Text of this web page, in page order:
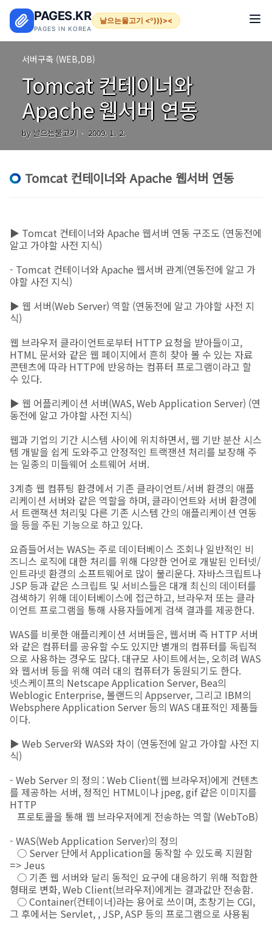
PAGES.KR
PAGES IN KOREA
날으는물고기 <º)))><
서버구축 (WEB,DB)
Tomcat 컨테이너와
Apache 웹서버 연동
by 날으는물고기 2009. 1. 2.
Tomcat 컨테이너와 Apache 웹서버 연동
▶ Tomcat 컨테이너와 Apache 웹서버 연동 구조도 (연동전에
알고 가야할 사전 지식)
- Tomcat 컨테이너와 Apache 웹서버 관계(연동전에 알고 가
야할 사전 지식)
▶ 웹 서버(Web Server) 역할 (연동전에 알고 가야할 사전 지
식)
웹 브라우저 클라이언트로부터 HTTP 요청을 받아들이고,
HTML 문서와 같은 웹 페이지에서 흔히 찾아 볼 수 있는 자료
콘텐츠에 따라 HTTP에 반응하는 컴퓨터 프로그램이라고 할
수 있다.
▶ 웹 어플리케이션 서버(WAS, Web Application Server) (연
동전에 알고 가야할 사전 지식)
웹과 기업의 기간 시스템 사이에 위치하면서, 웹 기반 분산 시스
템 개발을 쉽게 도와주고 안정적인 트랙잰션 처리를 보장해 주
는 일종의 미들웨어 소트웨어 서버.
3계층 웹 컴퓨팅 환경에서 기존 클라이언트/서버 환경의 애플
리케이션 서버와 같은 역할을 하며, 클라이언트와 서버 환경에
서 트랜잭션 처리및 다른 기존 시스템 간의 애플리케이션 연동
을 등을 주된 기능으로 하고 있다.
요즘들어서는 WAS는 주로 데이터베이스 조회나 일반적인 비
즈니스 로직에 대한 처리를 위해 다양한 언어로 개발된 인터넷/
인트라넷 환경의 소프트웨어로 많이 불리운다. 자바스크립트나
JSP 등과 같은 스크립트 및 서비스들은 대개 최신의 데이터를
검색하기 위해 데이터베이스에 접근하고, 브라우저 또는 클라
이언트 프로그램을 통해 사용자들에게 검색 결과를 제공한다.
WAS를 비롯한 애플리케이션 서버들은, 웹서버 즉 HTTP 서버
와 같은 컴퓨터를 공유할 수도 있지만 별개의 컴퓨터를 독립적
으로 사용하는 경우도 많다. 대규모 사이트에서는, 오히려 WAS
와 웹서버 등을 위해 여러 대의 컴퓨터가 동원되기도 한다.
넷스케이프의 Netscape Application Server, Bea의
Weblogic Enterprise, 볼랜드의 Appserver, 그리고 IBM의
Websphere Application Server 등의 WAS 대표적인 제품들
이다.
▶ Web Server와 WAS와 차이 (연동전에 알고 가야할 사전 지
식)
- Web Server 의 정의 : Web Client(웹 브라우저)에게 컨텐츠
를 제공하는 서버, 정적인 HTML이나 jpeg, gif 같은 이미지를
HTTP
프로토콜을 통해 웹 브라우저에게 전송하는 역할 (WebToB)
- WAS(Web Application Server)의 정의
○ Server 단에서 Application을 동작할 수 있도록 지원함
=> Jeus
○ 기존 웹 서버와 달리 동적인 요구에 대응하기 위해 적합한
형태로 변화, Web Client(브라우저)에게는 결과값만 전송함.
○ Container(컨테이너)라는 용어로 쓰이며, 초창기는 CGI,
그 후에서는 Servlet, , JSP, ASP 등의 프로그램으로 사용됨